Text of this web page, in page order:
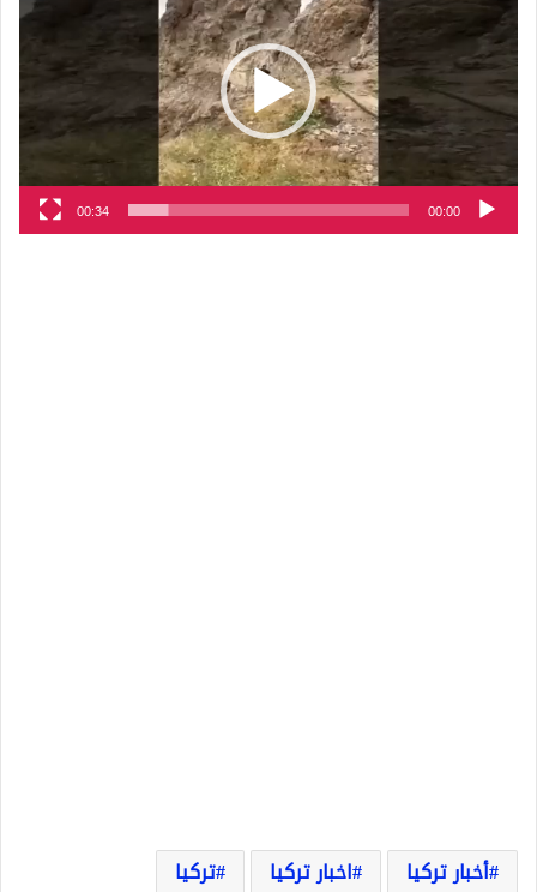
الفيديو
00:00
00:34
أخبار تركيا اخبار تركيا
تركيا